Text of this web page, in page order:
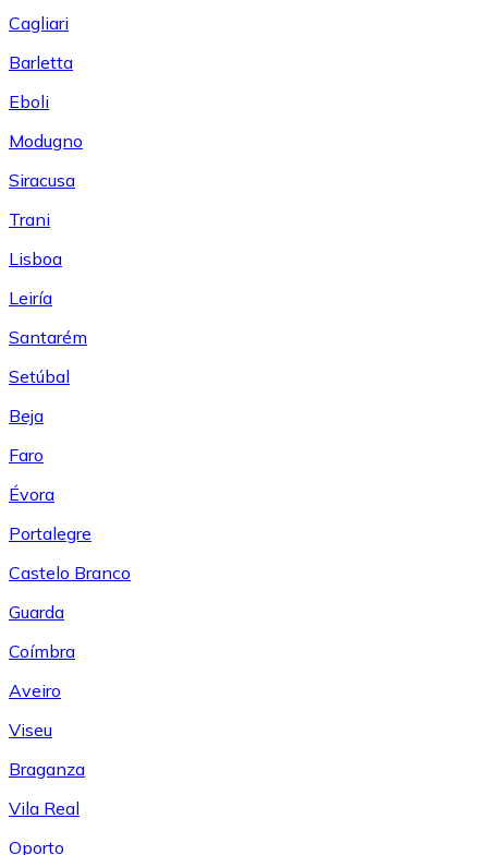
Cagliari
Barletta
Eboli
Modugno
Siracusa
Trani
Lisboa
Leiría
Santarém
Setúbal
Beja
Faro
Évora
Portalegre
Castelo Branco
Guarda
Coímbra
Aveiro
Viseu
Braganza
Vila Real
Oporto